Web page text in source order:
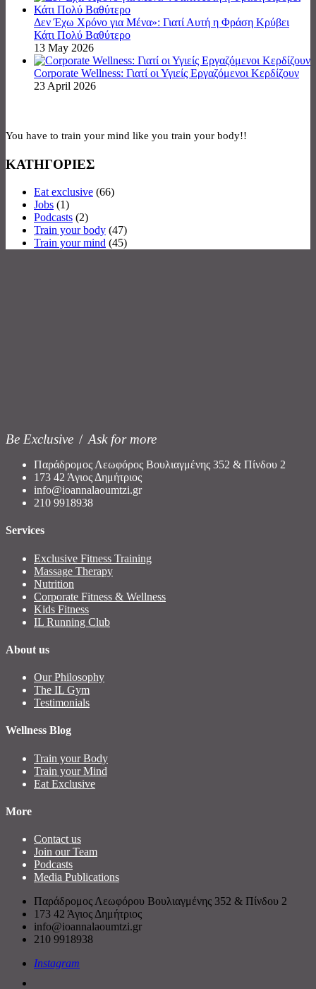
Δεν Έχω Χρόνο για Μένα»: Γιατί Αυτή η Φράση Κρύβει
Κάτι Πολύ Βαθύτερο
13 May 2026
Corporate Wellness: Γιατί οι Υγιείς Εργαζόμενοι Κερδίζουν
23 April 2026
You have to train your mind like you train your body!!
ΚΑΤΗΓΟΡΙΕΣ
Eat exclusive (66)
Jobs (1)
Podcasts (2)
Train your body (47)
Train your mind (45)
Be Exclusive / Ask for more
Παράδρομος Λεωφόρος Βουλιαγμένης 352 & Πίνδου 2
173 42 Άγιος Δημήτριος
info@ioannalaoumtzi.gr
210 9918938
Services
Exclusive Fitness Training
Massage Therapy
Nutrition
Corporate Fitness & Wellness
Kids Fitness
IL Running Club
About us
Our Philosophy
The IL Gym
Testimonials
Wellness Blog
Train your Body
Train your Mind
Eat Exclusive
More
Contact us
Join our Team
Podcasts
Media Publications
Παράδρομος Λεωφόρου Βουλιαγμένης 352 & Πίνδου 2
173 42 Άγιος Δημήτριος
info@ioannalaoumtzi.gr
210 9918938
Instagram